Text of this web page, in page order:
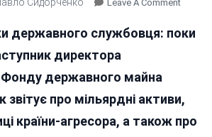
Сидорченко Leave A Comment
5
державного службовця: поки
директора
державного майна
про мільярдні активи,
країни-агресора, а також про